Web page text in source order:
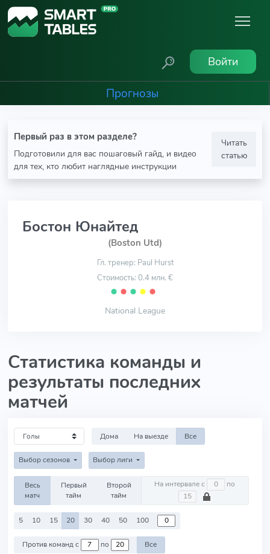
Войти
Прогнозы
Первый раз в этом разделе?
Подготовили для вас пошаговый гайд, и видео
для тех, кто любит наглядные инструкции
Читать
статью
Бостон Юнайтед
(Boston Utd)
Гл. тренер: Paul Hurst
Стоимость: 0.4 млн. €
⬤ ⬤ ⬤ ⬤ ⬤
National League
Статистика команды и
результаты последних
матчей
Дома На выезде Все
Выбор сезонов Выбор лиги
Весь
матч
Первый
тайм
Второй
тайм
На интервале с по
5 10 15 20 30 40 50 100
Против команд с по Все